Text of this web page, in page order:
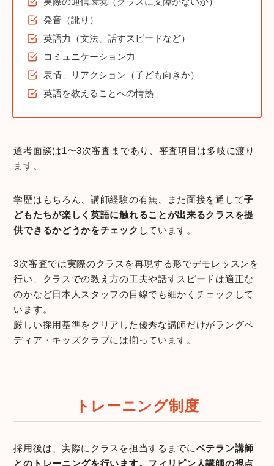
発音（訛り）
英語力（文法、話すスピードなど）
コミュニケーション力
表情、リアクション（子ども向きか）
英語を教えることへの情熱
選考面談は1〜3次審査まであり、審査項目は多岐に渡り
ます。
学歴はもちろん、講師経験の有無、また面接を通して子
どもたちが楽しく英語に触れることが出来るクラスを提
供できるかどうかをチェック しています。
3次審査では実際のクラスを再現する形でデモレッスンを
行い、クラスでの教え方の工夫や話すスピードは適正な
のかなど日本人スタッフの目線でも細かくチェックして
います。
厳しい採用基準をクリアした優秀な講師だけがラングペ
ディア・キッズクラブには揃っています。
トレーニング制度
採用後は、実際にクラスを担当するまでにベテラン講師
とのトレーニングを行います。フィリピン人講師の視点